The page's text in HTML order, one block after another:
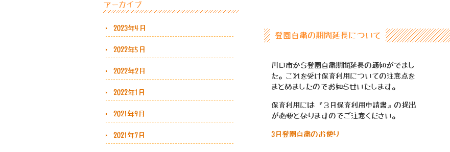
登園自粛の期間延長について
川口市から登園自粛期間延長の通知がでまし
た。これを受け保育利用についての注意点を
まとめましたのでお知らせいたします。
保育利用には『３月保育利用申請書』の提出
が必要となりますのでご注意ください。
3月登園自粛のお便り
アーカイブ
2023年4月
2022年5月
2022年2月
2022年1月
2021年9月
2021年7月